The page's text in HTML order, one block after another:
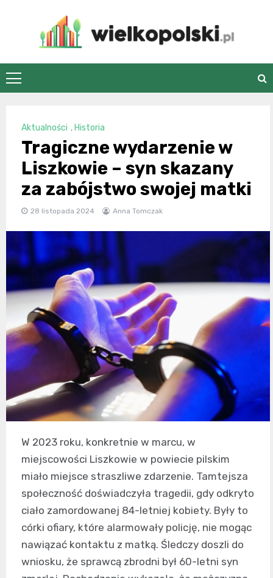
wielkopolski.pl
Aktualności , Historia
Tragiczne wydarzenie w
Liszkowie – syn skazany
za zabójstwo swojej matki
28 listopada 2024 Anna Tomczak
W 2023 roku, konkretnie w marcu, w
miejscowości Liszkowie w powiecie pilskim
miało miejsce straszliwe zdarzenie. Tamtejsza
społeczność doświadczyła tragedii, gdy odkryto
ciało zamordowanej 84-letniej kobiety. Były to
córki ofiary, które alarmowały policję, nie mogąc
nawiązać kontaktu z matką. Śledczy doszli do
wniosku, że sprawcą zbrodni był 60-letni syn